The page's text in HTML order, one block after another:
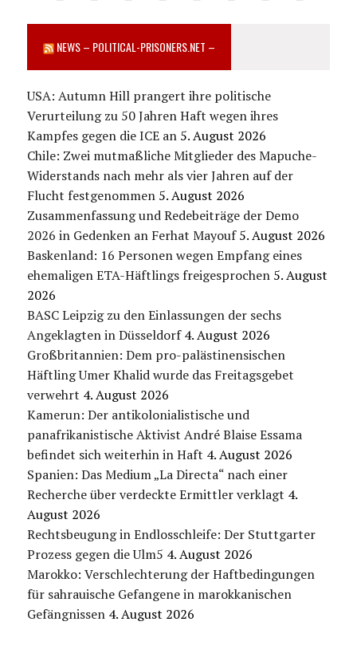
NEWS – POLITICAL-PRISONERS.NET –
USA: Autumn Hill prangert ihre politische
Verurteilung zu 50 Jahren Haft wegen ihres
Kampfes gegen die ICE an 5. August 2026
Chile: Zwei mutmaßliche Mitglieder des Mapuche-
Widerstands nach mehr als vier Jahren auf der
Flucht festgenommen 5. August 2026
Zusammenfassung und Redebeiträge der Demo
2026 in Gedenken an Ferhat Mayouf 5. August 2026
Baskenland: 16 Personen wegen Empfang eines
ehemaligen ETA-Häftlings freigesprochen 5. August
2026
BASC Leipzig zu den Einlassungen der sechs
Angeklagten in Düsseldorf 4. August 2026
Großbritannien: Dem pro-palästinensischen
Häftling Umer Khalid wurde das Freitagsgebet
verwehrt 4. August 2026
Kamerun: Der antikolonialistische und
panafrikanistische Aktivist André Blaise Essama
befindet sich weiterhin in Haft 4. August 2026
Spanien: Das Medium „La Directa“ nach einer
Recherche über verdeckte Ermittler verklagt 4.
August 2026
Rechtsbeugung in Endlosschleife: Der Stuttgarter
Prozess gegen die Ulm5 4. August 2026
Marokko: Verschlechterung der Haftbedingungen
für sahrauische Gefangene in marokkanischen
Gefängnissen 4. August 2026